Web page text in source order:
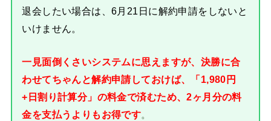
退会したい場合は、6月21日に解約申請をしないと
いけません。
一見面倒くさいシステムに思えますが、決勝に合
わせてちゃんと解約申請しておけば、「1,980円
+日割り計算分」の料金で済むため、2ヶ月分の料
金を支払うよりもお得です。